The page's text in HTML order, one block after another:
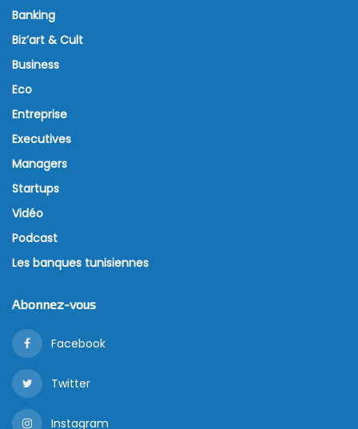
Banking
Biz’art & Cult
Business
Eco
Entreprise
Executives
Managers
Startups
Vidéo
Podcast
Les banques tunisiennes
Abonnez-vous
Facebook
Twitter
Instagram